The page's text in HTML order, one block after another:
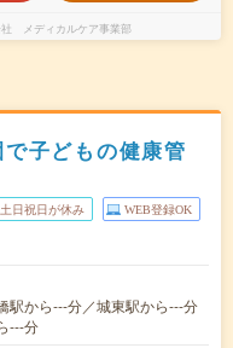
社 メディカルケア事業部
で子どもの健康管
土日祝日が休み WEB登録OK
駅から---分／城東駅から---分
---分